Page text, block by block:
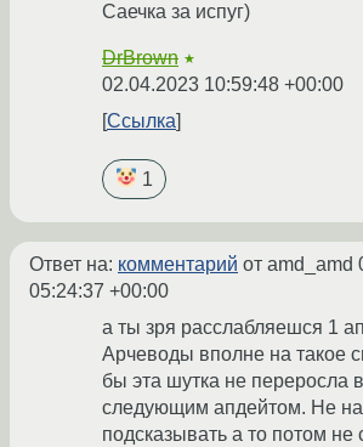
Саечка за испуг)
DrBrown ★
02.04.2023 10:59:48 +00:00
Ссылка
1
Ответ на: комментарий от amd_amd
05:24:37 +00:00
а ты зря расслабляешся 1
Арчеводы вполне на такое
бы эта шутка не переросла
следующим апдейтом. Не
подсказывать а то потом